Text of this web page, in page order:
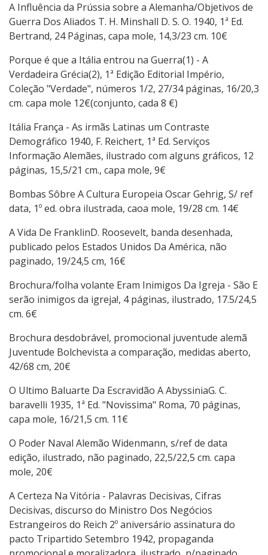
A Influência da Prússia sobre a Alemanha/Objetivos de
Guerra Dos Aliados T. H. Minshall D. S. O. 1940, 1ª Ed.
Bertrand, 24 Páginas, capa mole, 14,3/23 cm. 10€
Porque é que a Itália entrou na Guerra(1) - A
Verdadeira Grécia(2), 1ª Edição Editorial Império,
Coleção "Verdade", números 1/2, 27/34 páginas, 16/20,3
cm. capa mole 12€(conjunto, cada 8 €)
Itália França - As irmãs Latinas um Contraste
Demográfico 1940, F. Reichert, 1ª Ed. Serviços
Informação Alemães, ilustrado com alguns gráficos, 12
páginas, 15,5/21 cm., capa mole, 9€
Bombas Sôbre A Cultura Europeia Oscar Gehrig, S/ ref
data, 1º ed. obra ilustrada, caoa mole, 19/28 cm. 14€
A Vida De FranklinD. Roosevelt, banda desenhada,
publicado pelos Estados Unidos Da América, não
paginado, 19/24,5 cm, 16€
Brochura/folha volante Eram Inimigos Da Igreja - São E
serão inimigos da igreja!, 4 páginas, ilustrado, 17.5/24,5
cm. 6€
Brochura desdobrável, promocional juventude alemã
Juventude Bolchevista a comparação, medidas aberto,
42/68 cm, 20€
O Ultimo Baluarte Da Escravidão A AbyssiniaG. C.
baravelli 1935, 1ª Ed. "Novissima" Roma, 70 páginas,
capa mole, 16/21,5 cm. 11€
O Poder Naval Alemão Widenmann, s/ref de data
edição, ilustrado, não paginado, 22,5/22,5 cm. capa
mole, 20€
A Certeza Na Vitória - Palavras Decisivas, Cifras
Decisivas, discurso do Ministro Dos Negócios
Estrangeiros do Reich 2º aniversário assinatura do
pacto Tripartido Setembro 1942, propaganda